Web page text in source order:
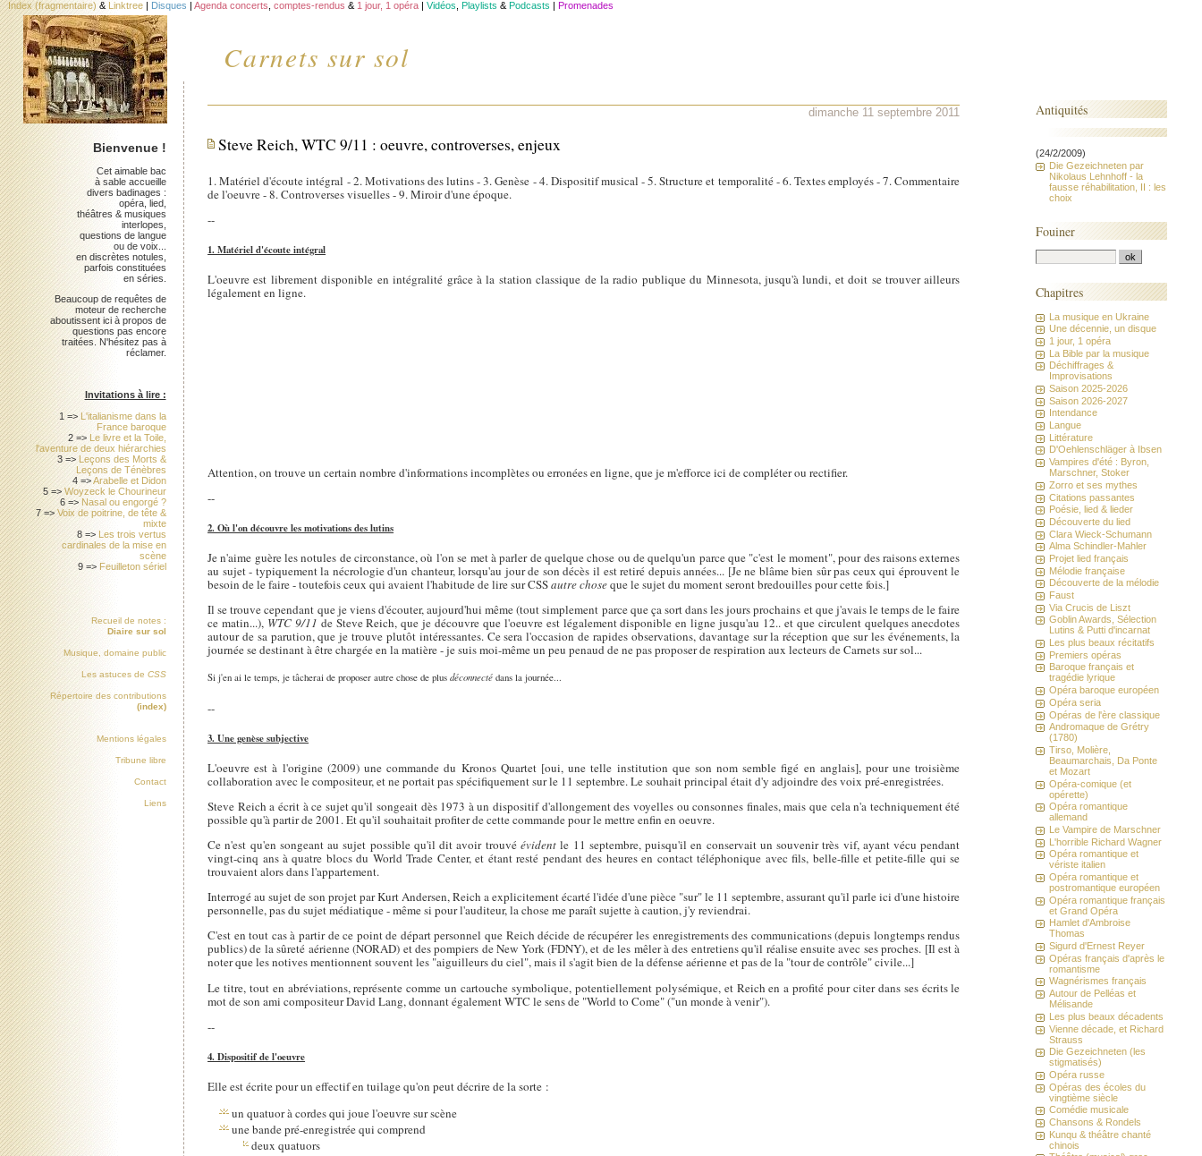
Carnets sur sol
Index (fragmentaire) & Linktree | Disques | Agenda concerts comptes-rendus & 1 jour, 1 opéra | Vidéos Playlists & Podcasts | Promenades
dimanche 11 septembre 2011
Steve Reich, WTC 9/11 : oeuvre, controverses, enjeux
1. Matériel d'écoute intégral - 2. Motivations des lutins - 3. Genèse - 4. Dispositif musical - 5. Structure et temporalité - 6. Textes employés - 7. Commentaire
de l'oeuvre - 8. Controverses visuelles - 9. Miroir d'une époque.
--
1. Matériel d'écoute intégral
L'oeuvre est librement disponible en intégralité grâce à la station classique de la radio publique du Minnesota, jusqu'à lundi, et doit se trouver ailleurs
légalement en ligne.
Attention, on trouve un certain nombre d'informations incomplètes ou erronées en ligne, que je m'efforce ici de compléter ou rectifier.
--
2. Où l'on découvre les motivations des lutins
Je n'aime guère les notules de circonstance, où l'on se met à parler de quelque chose ou de quelqu'un parce que "c'est le moment", pour des raisons externes
au sujet - typiquement la nécrologie d'un chanteur, lorsqu'au jour de son décès il est retiré depuis années... [Je ne blâme bien sûr pas ceux qui éprouvent le
besoin de le faire - toutefois ceux qui avaient l'habitude de lire sur CSSautre choseque le sujet du moment seront bredouilles pour cette fois.]
Il se trouve cependant que je viens d'écouter, aujourd'hui même (tout simplement parce que ça sort dans les jours prochains et que j'avais le temps de le faire
ce matin...), WTC 9/11 de Steve Reich, que je découvre que l'oeuvre est légalement disponible en ligne jusqu'au 12.. et que circulent quelques anecdotes
autour de sa parution, que je trouve plutôt intéressantes. Ce sera l'occasion de rapides observations, davantage sur la réception que sur les événements, la
journée se destinant à être chargée en la matière - je suis moi-même un peu penaud de ne pas proposer de respiration aux lecteurs de Carnets sur sol...
Si j'en ai le temps, je tâcherai de proposer autre chose de plusdéconnecté dans la journée...
--
3. Une genèse subjective
L'oeuvre est à l'origine (2009) une commande du Kronos Quartet [oui, une telle institution que son nom semble figé en anglais], pour une troisième
collaboration avec le compositeur, et ne portait pas spécifiquement sur le 11 septembre. Le souhait principal était d'y adjoindre des voix pré-enregistrées.
Steve Reich a écrit à ce sujet qu'il songeait dès 1973 à un dispositif d'allongement des voyelles ou consonnes finales, mais que cela n'a techniquement été
possible qu'à partir de 2001. Et qu'il souhaitait profiter de cette commande pour le mettre enfin en oeuvre.
Ce n'est qu'en songeant au sujet possible qu'il dit avoir trouvé évidentle 11 septembre, puisqu'il en conservait un souvenir très vif, ayant vécu pendant
vingt-cinq ans à quatre blocs du World Trade Center, et étant resté pendant des heures en contact téléphonique avec fils, belle-fille et petite-fille qui se
trouvaient alors dans l'appartement.
Interrogé au sujet de son projet par Kurt Andersen, Reich a explicitement écarté l'idée d'une pièce "sur" le 11 septembre, assurant qu'il parle ici d'une histoire
personnelle, pas du sujet médiatique - même si pour l'auditeur, la chose me paraît sujette à caution, j'y reviendrai.
C'est en tout cas à partir de ce point de départ personnel que Reich décide de récupérer les enregistrements des communications (depuis longtemps rendus
publics) de la sûreté aérienne (NORAD) et des pompiers de New York (FDNY), et de les mêler à des entretiens qu'il réalise ensuite avec ses proches. [Il est à
noter que les notives mentionnent souvent les "aiguilleurs du ciel", mais il s'agit bien de la défense aérienne et pas de la "tour de contrôle" civile...]
Le titre, tout en abréviations, représente comme un cartouche symbolique, potentiellement polysémique, et Reich en a profité pour citer dans ses écrits le
mot de son ami compositeur David Lang, donnant également WTC le sens de "World to Come" ("un monde à venir").
--
4. Dispositif de l'oeuvre
Elle est écrite pour un effectif en tuilage qu'on peut décrire de la sorte :
un quatuor à cordes qui joue l'oeuvre sur scène
une bande pré-enregistrée qui comprend
deux quatuors
Bienvenue !
Cet aimable bac
à sable accueille
divers badinages :
opéra, lied,
théâtres & musiques
interlopes,
questions de langue
ou de voix...
en discrètes notules,
parfois constituées
en séries.
Beaucoup de requêtes de
moteur de recherche
aboutissent ici à propos de
questions pas encore
traitées. N'hésitez pas à
réclamer.
Invitations à lire :
1 => L'italianisme dans la
France baroque
2 => Le livre et la Toile,
l'aventure de deux hiérarchies
3 => Leçons des Morts &
Leçons de Ténèbres
4 =>Arabelle et Didon
5 =>Woyzeck le Chourineur
6 => Nasal ou engorgé ?
7 =>Voix de poitrine, de tête &
mixte
8 => Les trois vertus
cardinales de la mise en
scène
9 => Feuilleton sériel
Recueil de notes :
Diaire sur sol
Musique, domaine public
Les astuces de CSS
Répertoire des contributions
(index)
Mentions légales
Tribune libre
Contact
Liens
Antiquités
(24/2/2009)
Die Gezeichneten par
Nikolaus Lehnhoff - la
fausse réhabilitation, II : les
choix
Fouiner
Chapitres
La musique en Ukraine
Une décennie, un disque
1 jour, 1 opéra
La Bible par la musique
Déchiffrages &
Improvisations
Saison 2025-2026
Saison 2026-2027
Intendance
Langue
Littérature
D'Oehlenschläger à Ibsen
Vampires d'été : Byron,
Marschner, Stoker
Zorro et ses mythes
Citations passantes
Poésie, lied & lieder
Découverte du lied
Clara Wieck-Schumann
Alma Schindler-Mahler
Projet lied français
Mélodie française
Découverte de la mélodie
Faust
Via Crucis de Liszt
Goblin Awards, Sélection
Lutins & Putti d'incarnat
Les plus beaux récitatifs
Premiers opéras
Baroque français et
tragédie lyrique
Opéra baroque européen
Opéra seria
Opéras de l'ère classique
Andromaque de Grétry
(1780)
Tirso, Molière,
Beaumarchais, Da Ponte
et Mozart
Opéra-comique (et
opérette)
Opéra romantique
allemand
Le Vampire de Marschner
L'horrible Richard Wagner
Opéra romantique et
vériste italien
Opéra romantique et
postromantique européen
Opéra romantique français
et Grand Opéra
Hamlet d'Ambroise
Thomas
Sigurd d'Ernest Reyer
Opéras français d'après le
romantisme
Wagnérismes français
Autour de Pelléas et
Mélisande
Les plus beaux décadents
Vienne décade, et Richard
Strauss
Die Gezeichneten (les
stigmatisés)
Opéra russe
Opéras des écoles du
vingtième siècle
Comédie musicale
Chansons & Rondels
Kunqu & théâtre chanté
chinois